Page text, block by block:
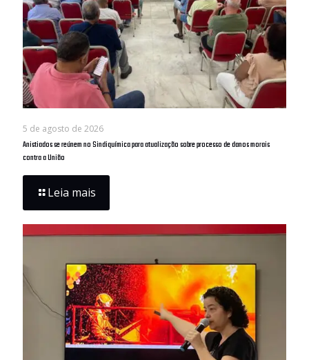
5 de agosto de 2026
Anistiados se reúnem no Sindiquímica para atualização sobre processo de danos morais
contra a União
Leia mais